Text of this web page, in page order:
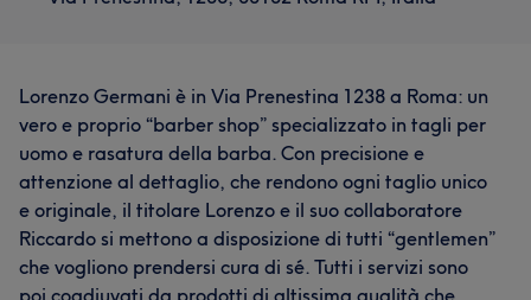
Lorenzo Germani è in Via Prenestina 1238 a Roma: un
vero e proprio “barber shop” specializzato in tagli per
uomo e rasatura della barba. Con precisione e
attenzione al dettaglio, che rendono ogni taglio unico
e originale, il titolare Lorenzo e il suo collaboratore
Riccardo si mettono a disposizione di tutti “gentlemen”
che vogliono prendersi cura di sé. Tutti i servizi sono
poi coadiuvati da prodotti di altissima qualità che